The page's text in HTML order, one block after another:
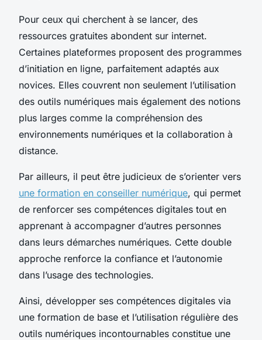
Pour ceux qui cherchent à se lancer, des
ressources gratuites abondent sur internet.
Certaines plateformes proposent des programmes
d’initiation en ligne, parfaitement adaptés aux
novices. Elles couvrent non seulement l’utilisation
des outils numériques mais également des notions
plus larges comme la compréhension des
environnements numériques et la collaboration à
distance.
Par ailleurs, il peut être judicieux de s’orienter vers
une formation en conseiller numérique, qui permet
de renforcer ses compétences digitales tout en
apprenant à accompagner d’autres personnes
dans leurs démarches numériques. Cette double
approche renforce la confiance et l’autonomie
dans l’usage des technologies.
Ainsi, développer ses compétences digitales via
une formation de base et l’utilisation régulière des
outils numériques incontournables constitue une